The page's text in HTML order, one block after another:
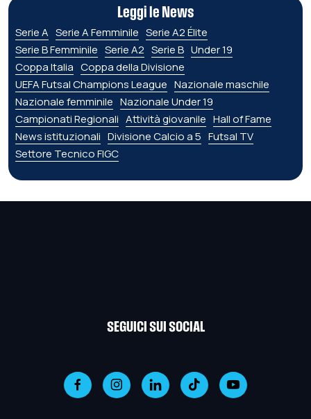
Leggi le News
Serie A Serie A Femminile Serie A2 Élite
Serie B Femminile Serie A2 Serie B Under 19
Coppa Italia Coppa della Divisione
UEFA Futsal Champions League Nazionale maschile
Nazionale femminile Nazionale Under 19
Campionati Regionali Attività giovanile Hall of Fame
News istituzionali Divisione Calcio a 5 Futsal TV
Settore Tecnico FIGC
SEGUICI SUI SOCIAL